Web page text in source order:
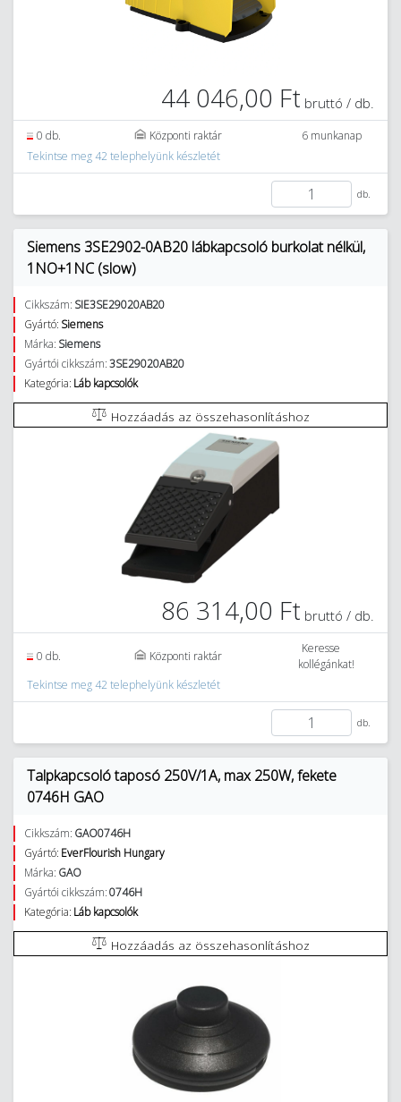
44 046,00 Ft bruttó / db.
0 db. Központi raktár
6 munkanap
Tekintse meg 42 telephelyünk készletét
db.
Siemens 3SE2902-0AB20 lábkapcsoló burkolat nélkül,
1NO+1NC (slow)
Cikkszám: SIE3SE29020AB20
Gyártó: Siemens
Márka: Siemens
Gyártói cikkszám:3SE29020AB20
Kategória: Láb kapcsolók
Hozzáadás az összehasonlításhoz
86 314,00 Ft bruttó / db.
0 db. Központi raktár
Keresse
kollégánkat!
Tekintse meg 42 telephelyünk készletét
db.
Talpkapcsoló taposó 250V/1A, max 250W, fekete
0746H GAO
Cikkszám: GAO0746H
Gyártó: EverFlourish Hungary
Márka: GAO
Gyártói cikkszám:0746H
Kategória: Láb kapcsolók
Hozzáadás az összehasonlításhoz